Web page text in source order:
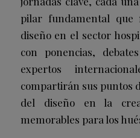
pilar fundamental
diseño en el sector
con ponencias,
expertos
compartirán sus puntos
del diseño en la
memorables para los